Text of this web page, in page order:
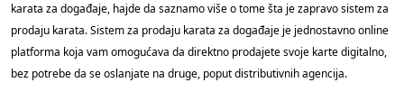
karata za događaje, hajde da saznamo više o tome šta je zapravo sistem za
prodaju karata. Sistem za prodaju karata za događaje je jednostavno online
platforma koja vam omogućava da direktno prodajete svoje karte digitalno,
bez potrebe da se oslanjate na druge, poput distributivnih agencija.